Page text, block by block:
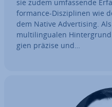
sie zudem um­fas­sen­de
for­mance-Dis­zi­pli­nen wie
dem Native Ad­ver­ti­sing.
mul­ti­l­in­gua­len
gien präzise und…